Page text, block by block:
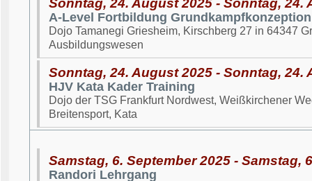
Sonntag, 24. August 2025 - Sonntag, 24.
A-Level Fortbildung Grundkampfkonzeption
Dojo Tamanegi Griesheim, Kirschberg 27 in 64347
Ausbildungswesen
Sonntag, 24. August 2025 - Sonntag, 24.
HJV Kata Kader Training
Dojo der TSG Frankfurt Nordwest, Weißkirchener
Breitensport, Kata
Samstag, 6. September 2025 - Samstag,
Randori Lehrgang